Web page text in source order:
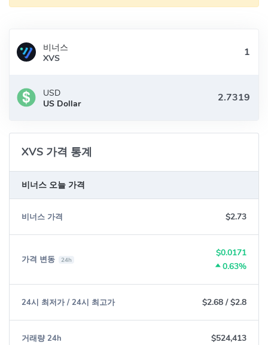
조작 공격을 방지하기 위해 가격 피드 오라클을 활용하는데, 여기에
Smart Chain 덕분에 저렴한 비용과 높은 효율성으로 가격 피드에 액
비너스 (XVS) 커뮤니티
BNB Chain(BEP20):
0xcf6bb5389c92bdda8a3747ddb454cb7a64626c63
비너스
XVS
USD
US Dollar
XVS 가격 통계
비너스 오늘 가격
비너스 가격 $2.73
가격 변동 24h
$0.0171
0.63%
24시 최저가 / 24시 최고가 $2.68 /$2.8
거래량 24h $524,413